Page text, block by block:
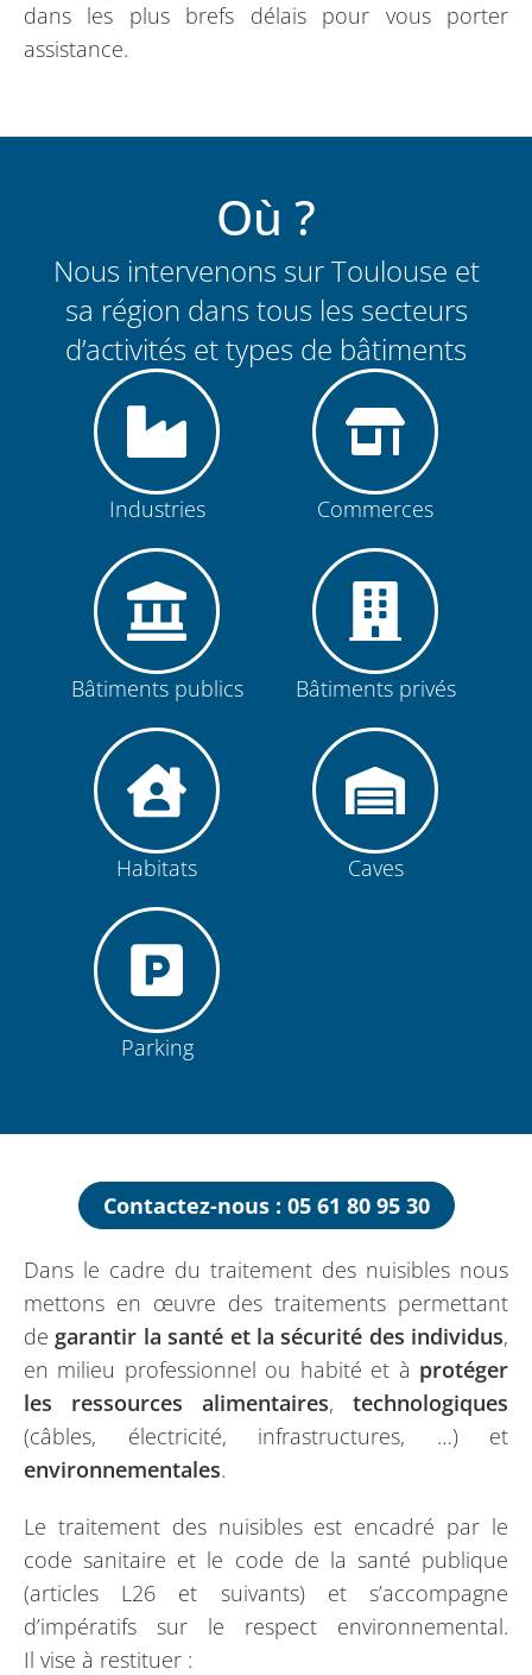
dans les plus brefs délais pour vous porter
assistance.
Où ?
Nous intervenons sur Toulouse et
sa région dans tous les secteurs
d’activités et types de bâtiments
Industries Commerces
Bâtiments publics Bâtiments privés
Habitats Caves
Parking
Contactez-nous : 05 61 80 95 30
Dans le cadre du traitement des nuisibles nous
mettons en œuvre des traitements permettant
de garantir la santé et la sécurité des individus,
en milieu professionnel ou habité et à protéger
les ressources alimentaires, technologiques
(câbles, électricité, infrastructures, …) et
environnementales.
Le traitement des nuisibles est encadré par le
code sanitaire et le code de la santé publique
(articles L26 et suivants) et s’accompagne
d’impératifs sur le respect environnemental.
Il vise à restituer :